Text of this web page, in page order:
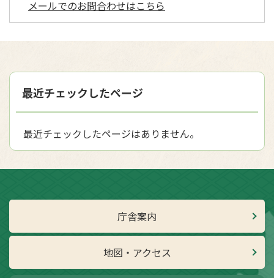
メールでのお問合わせはこちら
最近チェックしたページ
最近チェックしたページはありません。
庁舎案内
地図・アクセス